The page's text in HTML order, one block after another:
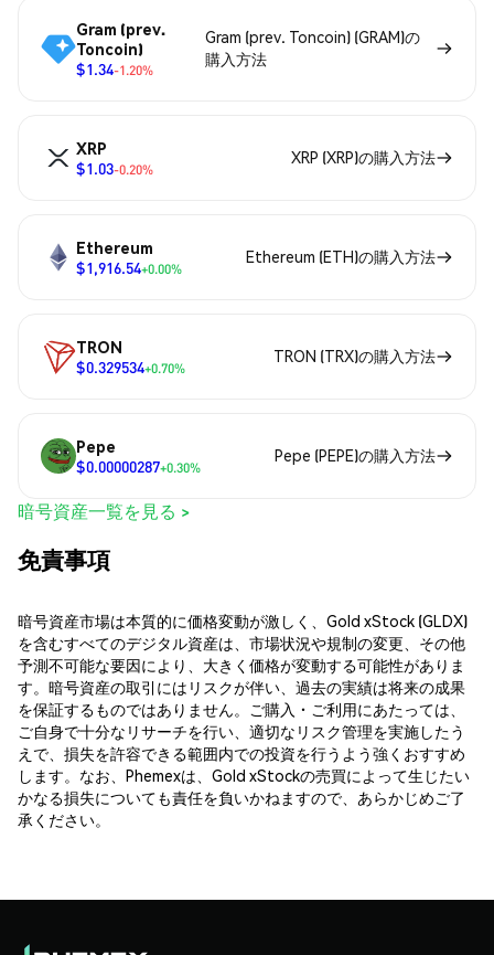
Gram (prev.
Toncoin)
$1.34-1.20%
Gram (prev. Toncoin) (GRAM)の
購入方法
XRP
$1.03-0.20%
XRP (XRP)の購入方法
Ethereum
$1,916.54+0.00%
Ethereum (ETH)の購入方法
TRON
$0.329534+0.70%
TRON (TRX)の購入方法
Pepe
$0.00000287+0.30%
Pepe (PEPE)の購入方法
暗号資産一覧を見る >
免責事項
暗号資産市場は本質的に価格変動が激しく、Gold xStock (GLDX)
を含むすべてのデジタル資産は、市場状況や規制の変更、その他
予測不可能な要因により、大きく価格が変動する可能性がありま
す。暗号資産の取引にはリスクが伴い、過去の実績は将来の成果
を保証するものではありません。ご購入・ご利用にあたっては、
ご自身で十分なリサーチを行い、適切なリスク管理を実施したう
えで、損失を許容できる範囲内での投資を行うよう強くおすすめ
します。なお、Phemexは、Gold xStockの売買によって生じたい
かなる損失についても責任を負いかねますので、あらかじめご了
承ください。